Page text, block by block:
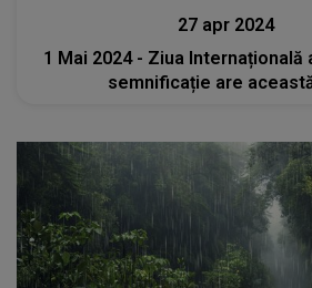
27 apr 2024
1 Mai 2024 - Ziua Internațională
semnificație are